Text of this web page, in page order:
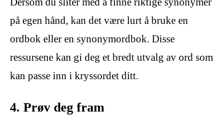
på egen hånd, kan det være lurt å bruke en
ordbok eller en synonymordbok. Disse
ressursene kan gi deg et bredt utvalg av ord som
kan passe inn i kryssordet ditt.
4. Prøv deg fram